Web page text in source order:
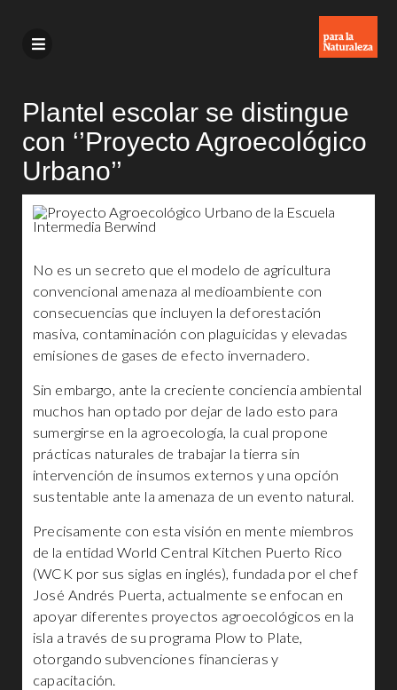
Plantel escolar se distingue
con ‘’Proyecto Agroecológico
Urbano’’
No es un secreto que el modelo de agricultura
convencional amenaza al medioambiente con
consecuencias que incluyen la deforestación
masiva, contaminación con plaguicidas y elevadas
emisiones de gases de efecto invernadero.
Sin embargo, ante la creciente conciencia ambiental
muchos han optado por dejar de lado esto para
sumergirse en la agroecología, la cual propone
prácticas naturales de trabajar la tierra sin
intervención de insumos externos y una opción
sustentable ante la amenaza de un evento natural.
Precisamente con esta visión en mente miembros
de la entidad World Central Kitchen Puerto Rico
(WCK por sus siglas en inglés), fundada por el chef
José Andrés Puerta, actualmente se enfocan en
apoyar diferentes proyectos agroecológicos en la
isla a través de su programa Plow to Plate,
otorgando subvenciones financieras y
capacitación.